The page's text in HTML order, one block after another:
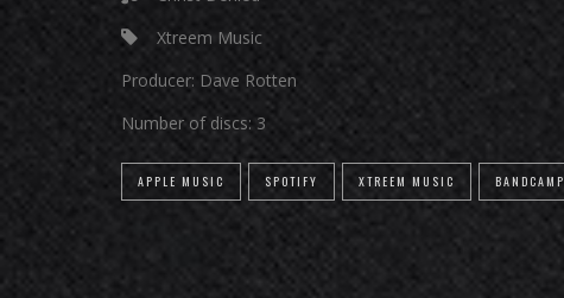
Xtreem Music
Producer: Dave Rotten
Number of discs: 3
APPLE MUSIC SPOTIFY XTREEM MUSIC BANDCAMP